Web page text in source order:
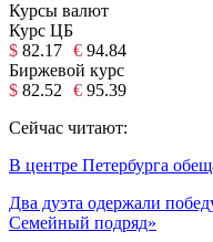
Курсы валют
Курс ЦБ
$ 82.17 € 94.84
Биржевой курс
$ 82.52 € 95.39
Сейчас читают:
В центре Петербурга
Два дуэта одержали
Семейный подряд»